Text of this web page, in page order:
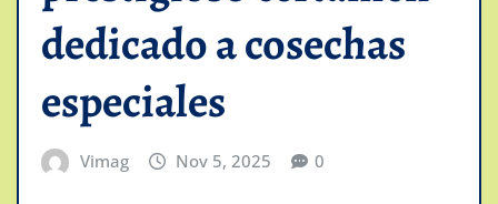
dedicado a cosechas
especiales
Vimag Nov 5, 2025 0